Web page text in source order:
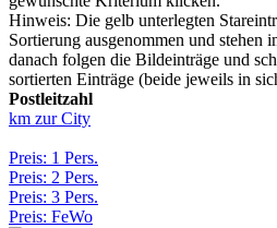
Hinweis: Die gelb unterlegten
Sortierung ausgenommen und stehen
danach folgen die Bildeinträge und
sortierten Einträge (beide jeweils in
Postleitzahl
km zur City
Preis: 1 Pers.
Preis: 2 Pers.
Preis: 3 Pers.
Preis: FeWo